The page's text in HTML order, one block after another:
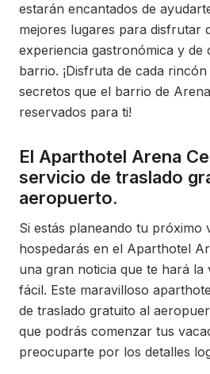
estarán encantados de
mejores lugares para disfrutar
experiencia gastronómica y de
barrio. ¡Disfruta de cada
secretos que el barrio de
reservados para ti!
El Aparthotel Arena
servicio de traslado
aeropuerto.
Si estás planeando tu próximo
hospedarás en el Aparthotel
una gran noticia que te hará la
fácil. Este maravilloso
de traslado gratuito al
que podrás comenzar tus
preocuparte por los detalles